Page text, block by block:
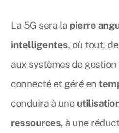
La 5G sera la pierre
intelligentes, où tout,
aux systèmes de
connecté et géré en
conduira à une
ressources, à une